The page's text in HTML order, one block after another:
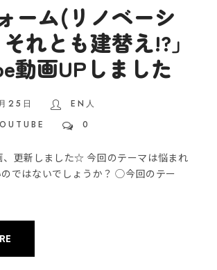
ーム(リノベーシ
れとも建替え!?」
動画UPしました
25日
EN人
0
更新しました☆ 今回のテーマは悩まれ
ではないでしょうか？ ◯今回のテー